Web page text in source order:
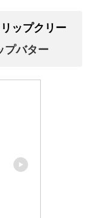
ップクリー
プバター